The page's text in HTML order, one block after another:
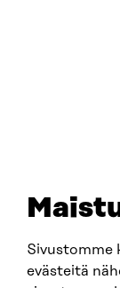
Sivustomme
evästeitä
SITRA